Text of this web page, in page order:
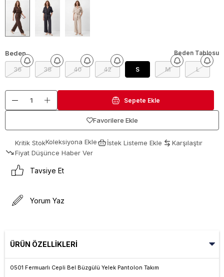
Beden
36 38 40 42 S M L
Beden Tablosu
Favorilere Ekle
Kritik StokKoleksiyona Ekle İstek Listeme Ekle
Karşılaştır
Fiyat Düşünce Haber Ver
Tavsiye Et
Yorum Yaz
ÜRÜN ÖZELLIKLERI
0501 Fermuarlı Cepli Bel Büzgülü Yelek Pantolon Takım